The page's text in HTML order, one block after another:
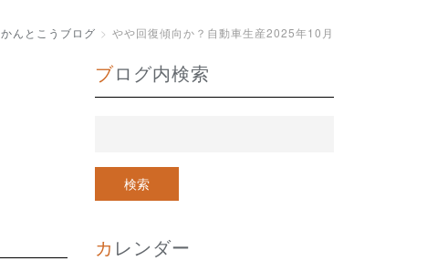
かんとこうブログ やや回復傾向か？自動車生産2025年10月
ブログ内検索
カレンダー